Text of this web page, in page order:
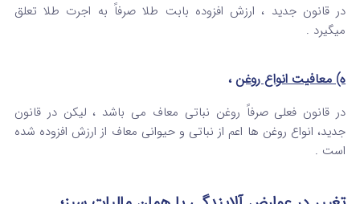
در قانون جدید ، ارزش افزوده بابت طلا صرفاً به اجرت طلا تعلق
میگیرد .
ه) معافیت انواع روغن،
در قانون فعلی صرفاً روغن نباتی معاف می باشد ، لیکن در قانون
جدید، انواع روغن ها اعم از نباتی و حیوانی معاف از ارزش افزوده شده
است .